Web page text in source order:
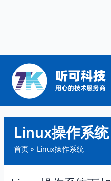
Linux操作系统
首页 Linux操作系统